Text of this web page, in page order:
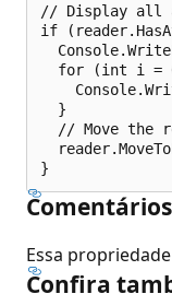
// Display all
if
for (int i =
  }
// Move the
Comentários
Essa
Confira